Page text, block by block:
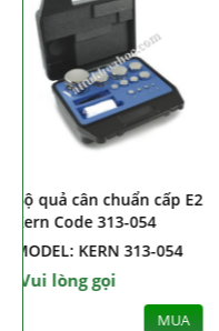
Bộ quả cân chuẩn cấp E1
Kern Code 308-42
MODEL: KERN 308-42
Vui lòng gọi
MUA